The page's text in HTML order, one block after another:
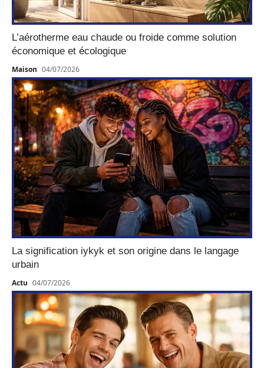
L’aérotherme eau chaude ou froide comme solution
économique et écologique
Maison 04/07/2026
La signification iykyk et son origine dans le langage
urbain
Actu 04/07/2026